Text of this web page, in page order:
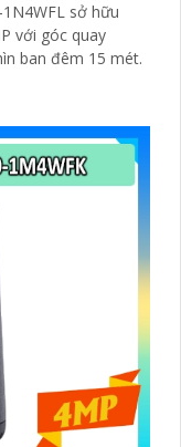
sở hữu
với góc quay
ban đêm 15 mét.